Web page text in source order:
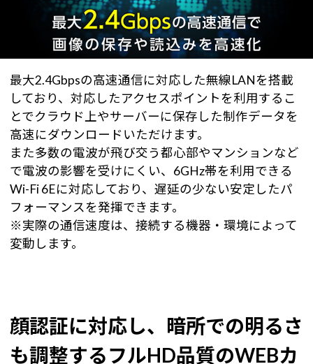
最大2.4Gbpsの高速通信に対応した無線LANを搭載
しており、対応したアクセスポイントを利用するこ
とでクラウド上やサーバーに保存した制作データを
高速にダウンロードいただけます。
また多数の電波が飛び交う都心部やマンションなど
で電波の影響を受けにくい、6GHz帯を利用できる
Wi-Fi 6Eに対応しており、遅延の少ない安定したパ
フォーマンスを発揮できます。
※実際の通信速度は、接続する機器・環境によって
変動します。
顔認証に対応し、暗所での明るさ
も調整するフルHD品質のWEBカ